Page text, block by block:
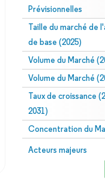
Prévisionnelles
Taille du marché de
de base (2025)
Volume du Marché
Volume du Marché
Taux de croissance
2031)
Concentration du
Acteurs majeurs
Image © Mordor
nécessite une attribution sous